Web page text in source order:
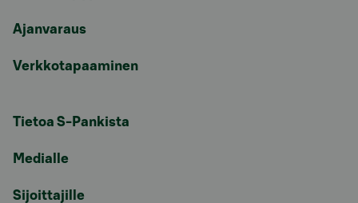
Ajanvaraus
Verkkotapaaminen
Tietoa S-Pankista
Medialle
Sijoittajille